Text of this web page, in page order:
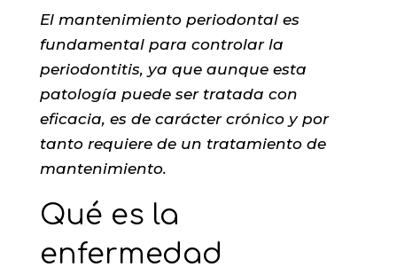
El mantenimiento periodontal es
fundamental para controlar la
periodontitis, ya que aunque esta
patología puede ser tratada con
eficacia, es de carácter crónico y por
tanto requiere de un tratamiento de
mantenimiento.
Qué es la
enfermedad